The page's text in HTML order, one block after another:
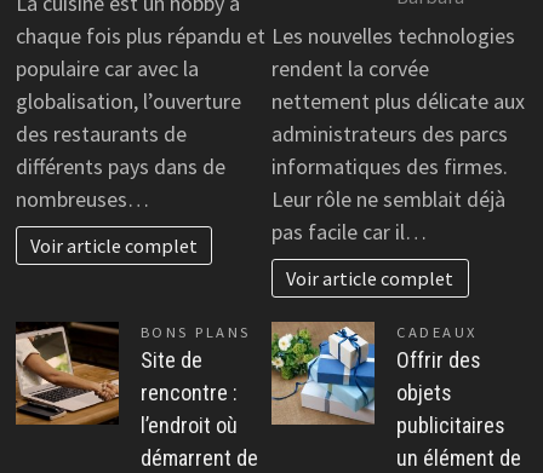
chaque fois plus répandu et
populaire car avec la
globalisation, l’ouverture
des restaurants de
différents pays dans de
nombreuses…
Voir article complet
Les nouvelles technologies
rendent la corvée
nettement plus délicate aux
administrateurs des parcs
informatiques des firmes.
Leur rôle ne semblait déjà
pas facile car il…
Voir article complet
BONS PLANS
Site de
rencontre :
l’endroit où
démarrent de
CADEAUX
Offrir des
objets
publicitaires
un élément de